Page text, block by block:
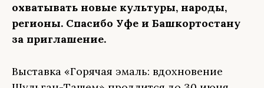
охватывать новые культуры, народы,
регионы. Спасибо Уфе и Башкортостану
за приглашение.
Выставка «Горячая эмаль: вдохновение